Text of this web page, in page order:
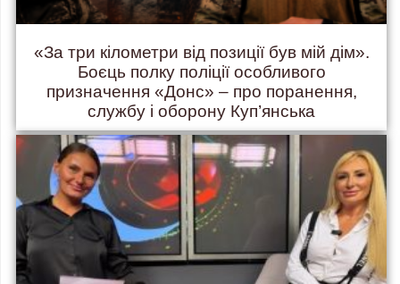
«За три кілометри від позиції був мій дім».
Боєць полку поліції особливого
призначення «Донс» – про поранення,
службу і оборону Куп’янська